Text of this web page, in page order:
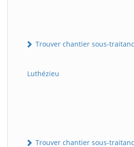
Trouver chantier sous-
Luthézieu
Trouver chantier sous-